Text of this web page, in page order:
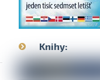
Knihy: